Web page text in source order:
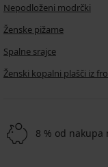
Nepodloženi modrčki
Ženske pižame
Spalne srajce
Ženski kopalni plašči iz
8 % od nakupa